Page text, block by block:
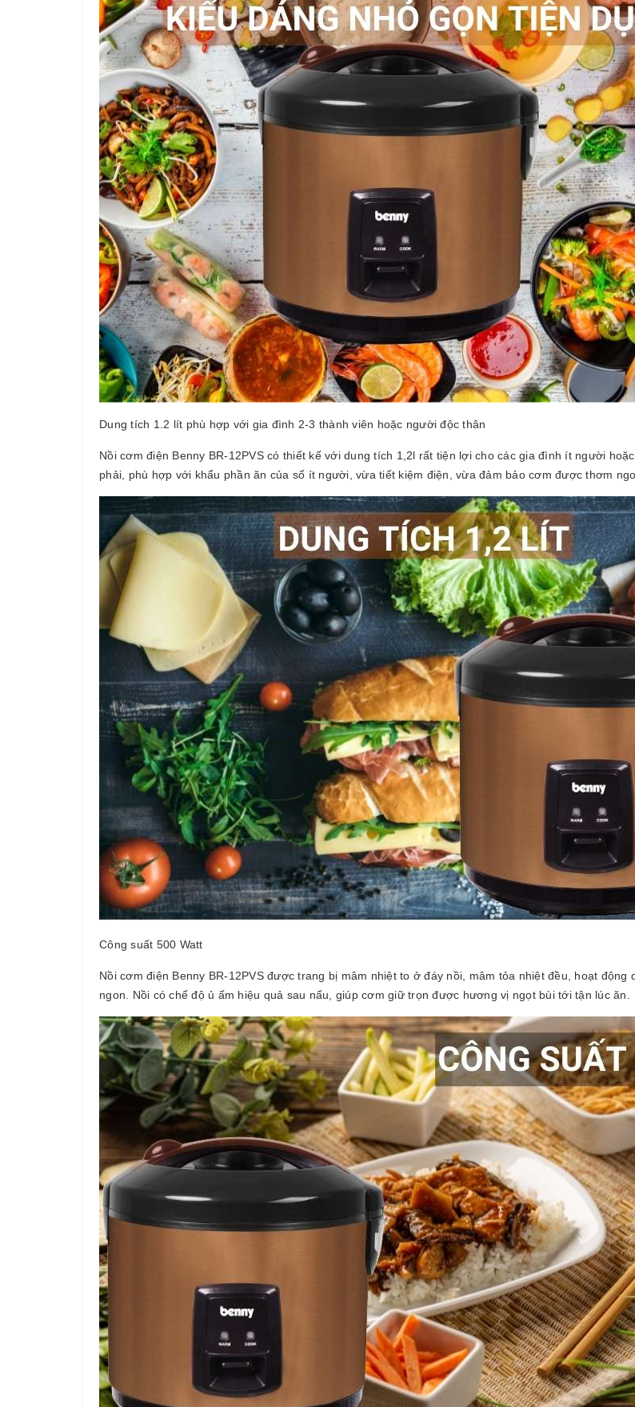
Dung tích 1.2 lít phù hợp với gia đình 2-3 thành viên hoặc người độc thân
Nồi cơm điện Benny BR-12PVS có thiết kế với dung tích 1,2l rất tiện lợi cho các gia đình ít người
phải, phù hợp với khẩu phần ăn của số ít người, vừa tiết kiệm điện, vừa đảm bảo cơm được thơm
Công suất 500 Watt
Nồi cơm điện Benny BR-12PVS được trang bị mâm nhiệt to ở đáy nồi, mâm tỏa nhiệt đều, hoạt
ngon. Nồi có chế độ ủ ấm hiệu quả sau nấu, giúp cơm giữ trọn được hương vị ngọt bùi tới tận lúc ăn.